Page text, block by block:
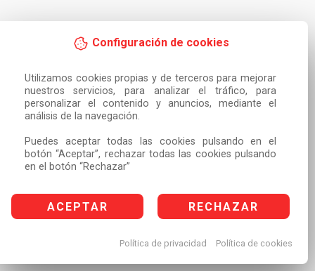
Configuración de cookies
Utilizamos cookies propias y de terceros para mejorar
nuestros servicios, para analizar el tráfico, para
personalizar el contenido y anuncios, mediante el
análisis de la navegación.
Puedes aceptar todas las cookies pulsando en el
botón “Aceptar”, rechazar todas las cookies pulsando
en el botón “Rechazar”
ACEPTAR RECHAZAR
Política de privacidad Política de cookies